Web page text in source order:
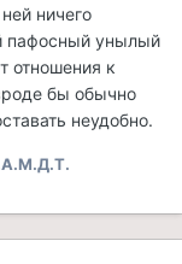
ничего
пафосный унылый
отношения к
бы обычно
неудобно.